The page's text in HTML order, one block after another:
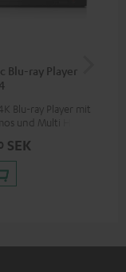
Blu-ray Player
Blu-ray Player mit
und Multi HDR-
eine überragende
mit lebensechten
und Farben
SEK